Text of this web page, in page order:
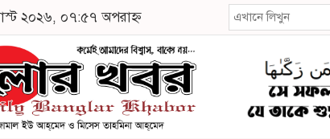
২০২৬, ০৭:৫৭ অপরাহ্ন